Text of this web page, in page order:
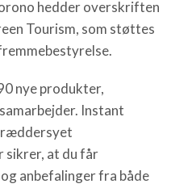
hedder overskriften
Tourism, som støttes
nye produkter,
Instant
sikrer, at du får
anbefalinger fra både